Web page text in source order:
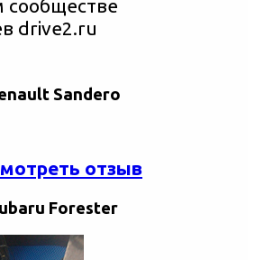
drive2.ru
Sandero
отзыв
Forester